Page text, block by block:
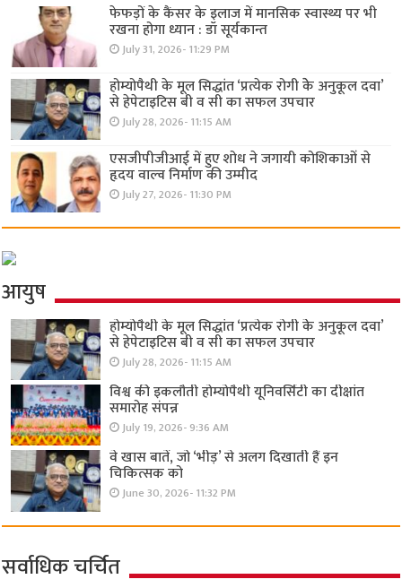
फेफड़ों के कैंसर के इलाज में मानसिक स्वास्थ्य पर भी
रखना होगा ध्यान : डॉ सूर्यकान्त
July 31, 2026- 11:29 PM
होम्योपैथी के मूल सिद्धांत ‘प्रत्येक रोगी केे अनुकूल दवा’
से हेपेटाइटिस बी व सी का सफल उपचार
July 28, 2026- 11:15 AM
एसजीपीजीआई में हुए शोध ने जगायी कोशिकाओं से
हृदय वाल्व निर्माण की उम्मीद
July 27, 2026- 11:30 PM
आयुष
होम्योपैथी के मूल सिद्धांत ‘प्रत्येक रोगी केे अनुकूल दवा’
से हेपेटाइटिस बी व सी का सफल उपचार
July 28, 2026- 11:15 AM
विश्व की इकलौती होम्योपैथी यूनिवर्सिटी का दीक्षांत
समारोह संपन्न
July 19, 2026- 9:36 AM
वे खास बातें, जो ‘भीड़’ से अलग दिखाती हैं इन
चिकित्सक को
June 30, 2026- 11:32 PM
सर्वाधिक चर्चित